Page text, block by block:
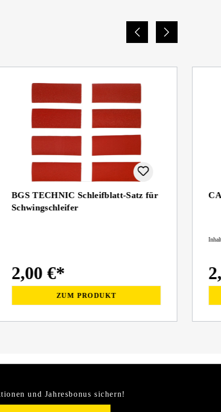
BGS TECHNIC Schleifblatt-Satz für
Schwingschleifer
2,00 €*
ZUM PRODUKT
und Jahresbonus sichern!